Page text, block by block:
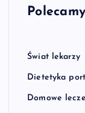
Polecamy
Świat lekarzy
Dietetyka
Domowe